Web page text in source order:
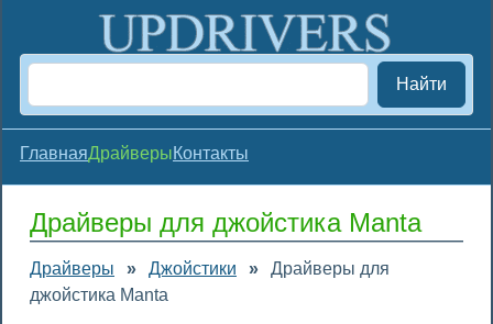
Найти
ГлавнаяДрайверыКонтакты
Драйверы для джойстика Manta
Драйверы » Джойстики »
Драйверы для
джойстика Manta